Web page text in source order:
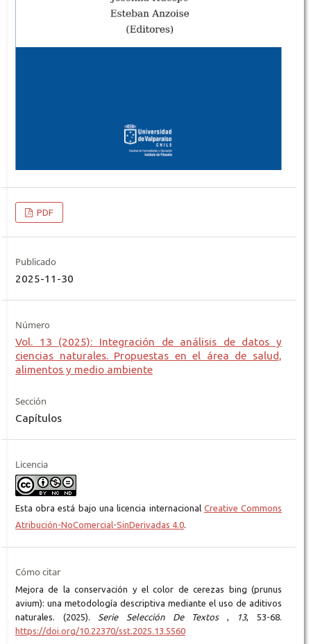
PDF
Publicado
2025-11-30
Número
Vol. 13 (2025): Integración de análisis de datos y
ciencias naturales. Propuestas en el área de salud,
alimentos y medio ambiente
Sección
Capítulos
Licencia
Esta obra está bajo una licencia internacional Creative Commons
Atribución-NoComercial-SinDerivadas 4.0.
Cómo citar
Mejora de la conservación y el color de cerezas bing (prunus
avium): una metodología descriptiva mediante el uso de aditivos
naturales. (2025). Serie Selección De Textos , 13, 53-68.
https://doi.org/10.22370/sst.2025.13.5560